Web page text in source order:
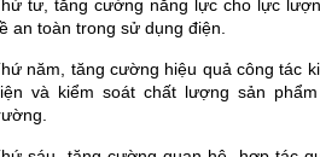
tư, tăng cường năng lực cho lực
an toàn trong sử dụng điện.
năm, tăng cường hiệu quả công tác
và kiểm soát chất lượng sản